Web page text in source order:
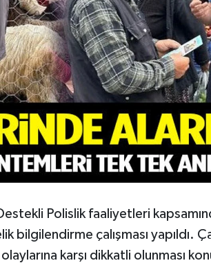
Polislik faaliyetleri
çalışması yapıldı.
olaylarına karşı dikkatli olunması